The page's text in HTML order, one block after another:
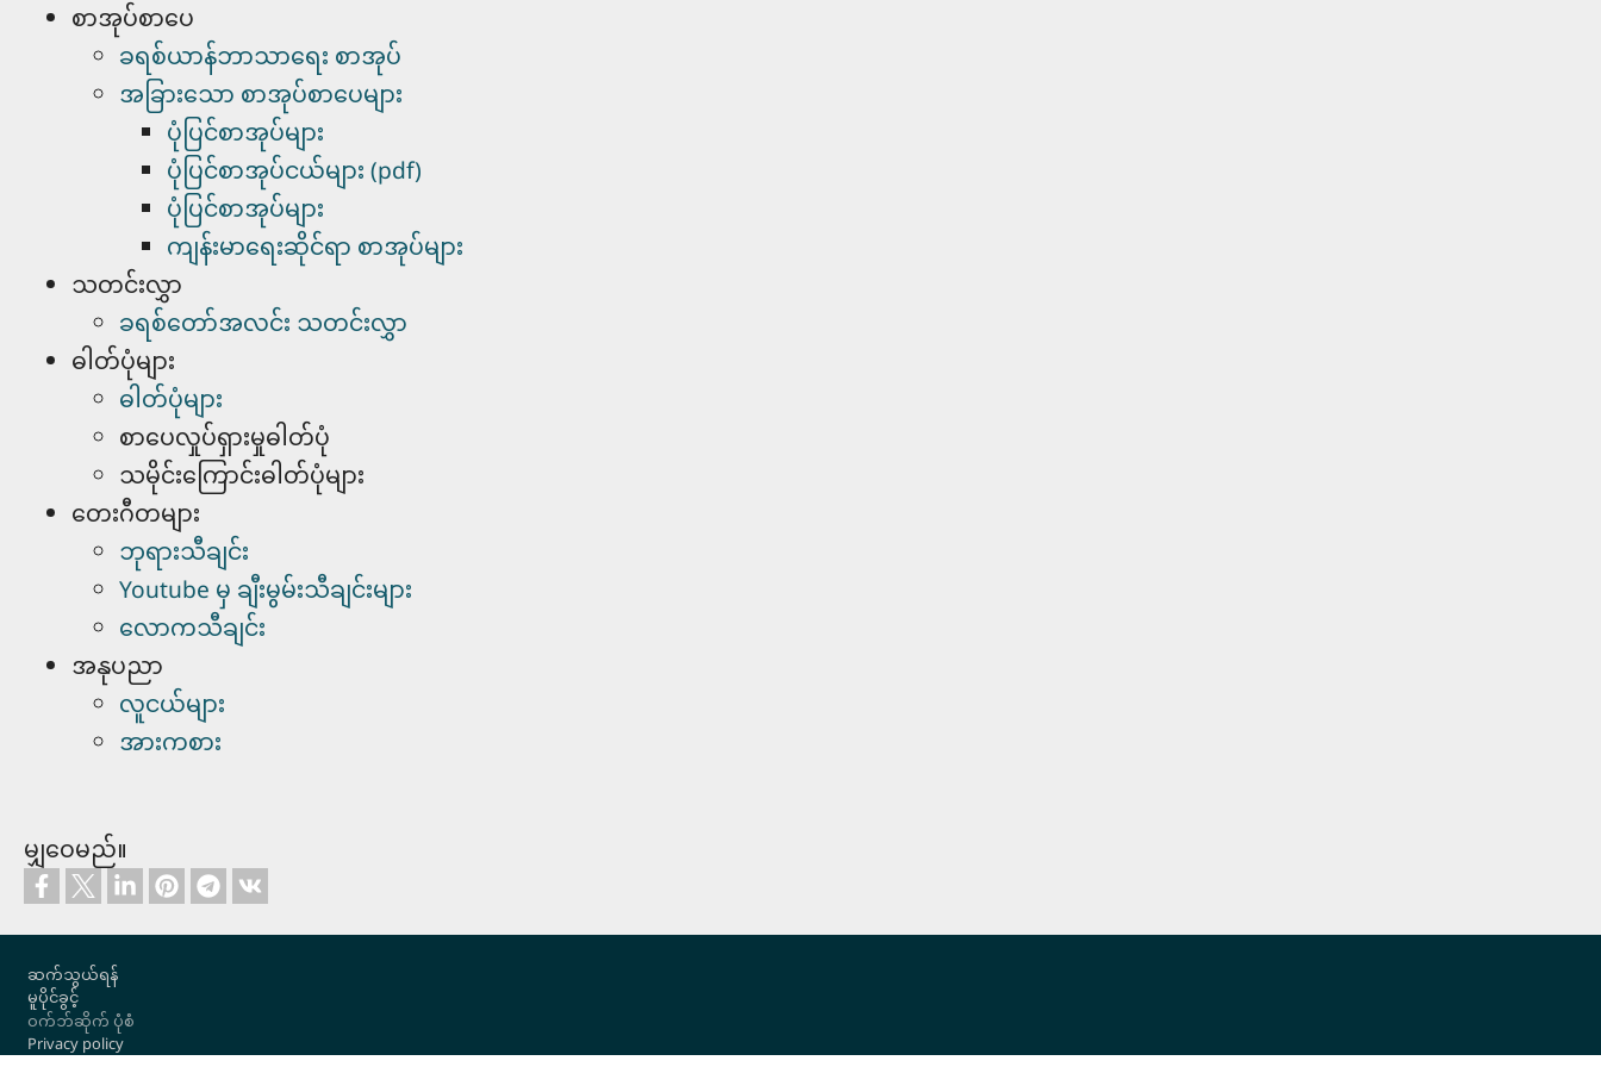
စာအုပ်စာပေ
ခရစ်ယာန်ဘာသာရေး စာအုပ်
အခြားသော စာအုပ်စာပေများ
ပုံပြင်စာအုပ်များ
ပုံပြင်စာအုပ်ငယ်များ (pdf)
ပုံပြင်စာအုပ်များ
ကျန်းမာရေးဆိုင်ရာ စာအုပ်များ
သတင်းလွှာ
ခရစ်တော်အလင်း သတင်းလွှာ
ဓါတ်ပုံများ
ဓါတ်ပုံများ
စာပေလှုပ်ရှားမှုဓါတ်ပုံ
သမိုင်းကြောင်းဓါတ်ပုံများ
တေးဂီတများ
ဘုရားသီချင်း
Youtube မှ ချီးမွမ်းသီချင်းများ
လောကသီချင်း
အနုပညာ
လူငယ်များ
အားကစား
မျှဝေမည်။
Footer
ဆက်သွယ်ရန်
မူပိုင်ခွင့်
ဝက်ဘ်ဆိုက် ပုံစံ
Privacy policy